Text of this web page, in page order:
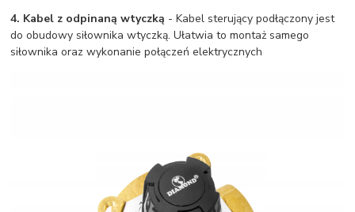
4. Kabel z odpinaną wtyczką - Kabel sterujący podłączony jest
do obudowy siłownika wtyczką. Ułatwia to montaż samego
siłownika oraz wykonanie połączeń elektrycznych